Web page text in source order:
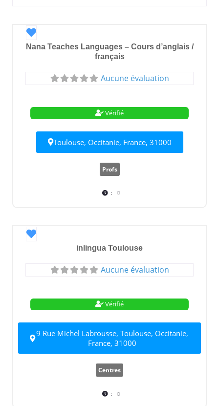
Favori
Nana Teaches Languages – Cours d’anglais /
français
Aucune évaluation
Vérifié
Toulouse, Occitanie, France, 31000
Profs
:
Favori
inlingua Toulouse
Aucune évaluation
Vérifié
9 Rue Michel Labrousse, Toulouse, Occitanie,
France, 31000
Centres
: